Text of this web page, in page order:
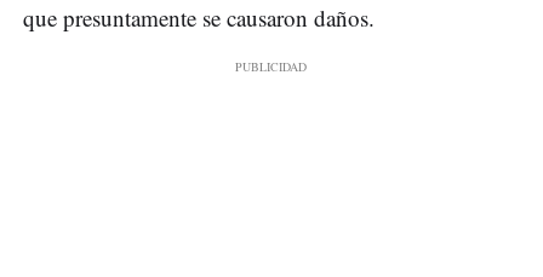
que presuntamente se causaron daños.